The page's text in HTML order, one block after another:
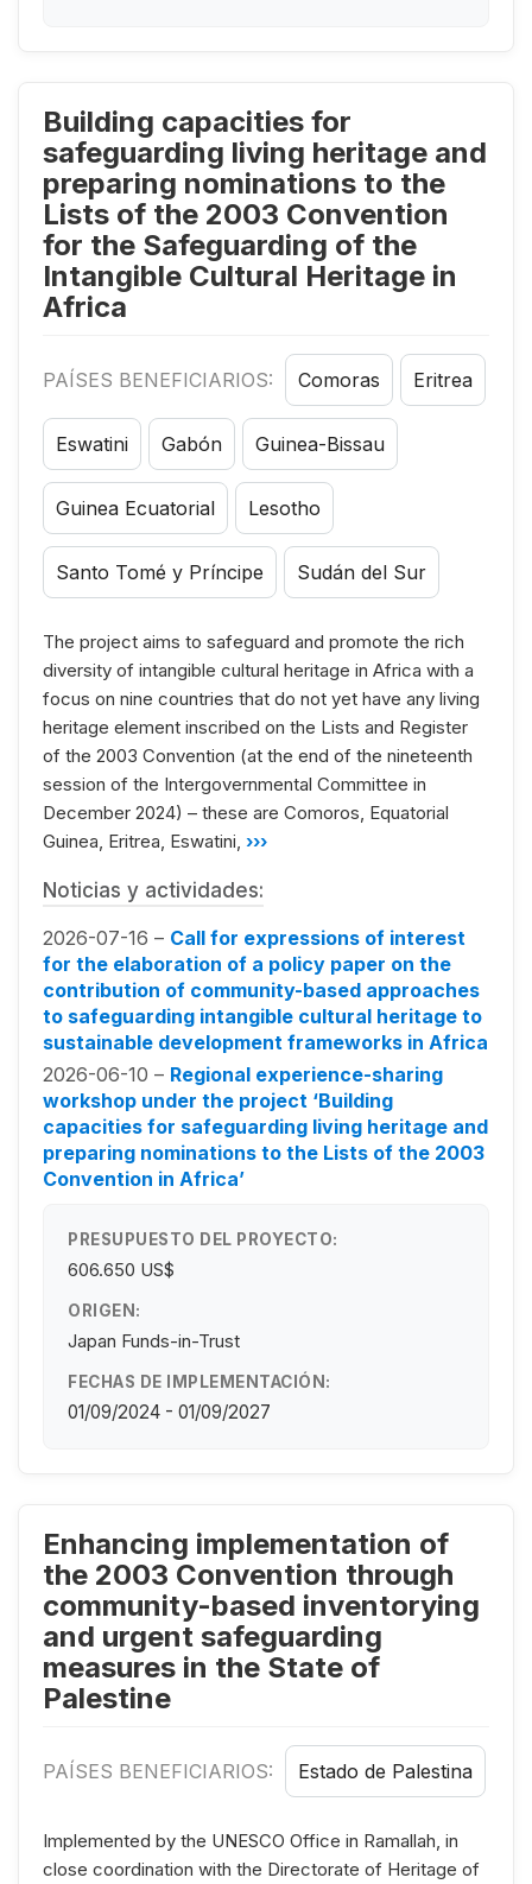
Building capacities for
safeguarding living heritage and
preparing nominations to the
Lists of the 2003 Convention
for the Safeguarding of the
Intangible Cultural Heritage in
Africa
PAÍSES BENEFICIARIOS: Comoras Eritrea
Eswatini Gabón Guinea-Bissau
Guinea Ecuatorial Lesotho
Santo Tomé y Príncipe Sudán del Sur
The project aims to safeguard and promote the rich
diversity of intangible cultural heritage in Africa with a
focus on nine countries that do not yet have any living
heritage element inscribed on the Lists and Register
of the 2003 Convention (at the end of the nineteenth
session of the Intergovernmental Committee in
December 2024) – these are Comoros, Equatorial
Guinea, Eritrea, Eswatini, ›››
Noticias y actividades:
2026-07-16 – Call for expressions of interest
for the elaboration of a policy paper on the
contribution of community-based approaches
to safeguarding intangible cultural heritage to
sustainable development frameworks in Africa
2026-06-10 – Regional experience-sharing
workshop under the project ‘Building
capacities for safeguarding living heritage and
preparing nominations to the Lists of the 2003
Convention in Africa’
PRESUPUESTO DEL PROYECTO:
606.650 US$
ORIGEN:
Japan Funds-in-Trust
FECHAS DE IMPLEMENTACIÓN:
01/09/2024 - 01/09/2027
Enhancing implementation of
the 2003 Convention through
community-based inventorying
and urgent safeguarding
measures in the State of
Palestine
PAÍSES BENEFICIARIOS: Estado de Palestina
Implemented by the UNESCO Office in Ramallah, in
close coordination with the Directorate of Heritage of